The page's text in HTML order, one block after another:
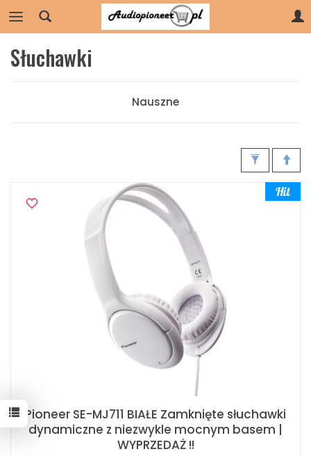
Słuchawki
Nauszne
Pioneer SE-MJ711 BIAŁE Zamknięte słuchawki
dynamiczne z niezwykle mocnym basem |
WYPRZEDAŻ !!